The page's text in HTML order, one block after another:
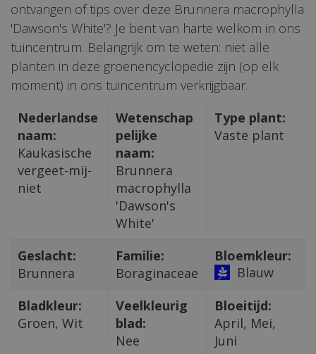
ontvangen of tips over deze Brunnera macrophylla
'Dawson's White'? Je bent van harte welkom in ons
tuincentrum. Belangrijk om te weten: niet alle
planten in deze groenencyclopedie zijn (op elk
moment) in ons tuincentrum verkrijgbaar.
Nederlandse
naam:
Kaukasische
vergeet-mij-
niet
Wetenschap
pelijke
naam:
Brunnera
macrophylla
'Dawson's
White'
Type plant:
Vaste plant
Geslacht:
Brunnera
Familie:
Boraginaceae
Bloemkleur:
Blauw
Bladkleur:
Groen, Wit
Veelkleurig
blad:
Nee
Bloeitijd:
April, Mei,
Juni